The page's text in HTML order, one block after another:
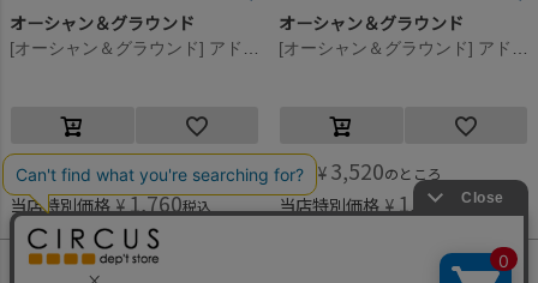
オーシャン＆グラウンド
定価 ¥ 3,520のところ
当店特別価格 ¥1,760税込
オーシャン＆グラウンド
定価 ¥ 3,520のところ
当店特別価格 ¥ 1,760 税込